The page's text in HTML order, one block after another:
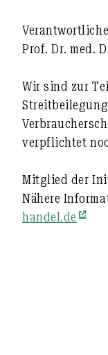
Prof. Dr. med.
Wir sind zur
verpflichtet
Mitglied der
Nähere
handel.de